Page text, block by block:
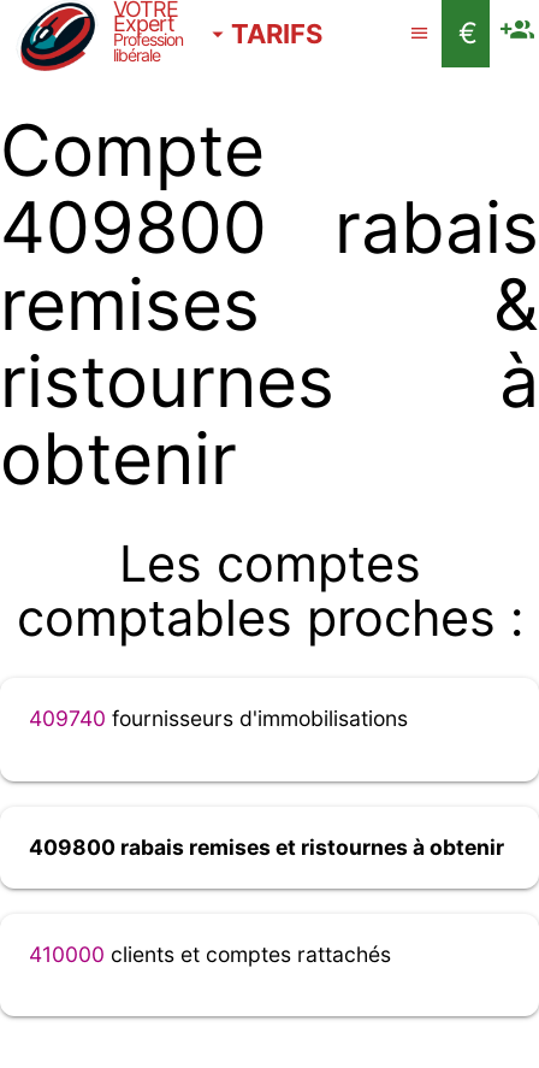
VOTRE
Expert
Profession
libérale
TARIFS €
Compte
409800 rabais
remises &
ristournes à
obtenir
Les comptes
comptables proches :
409740 fournisseurs d'immobilisations
409800 rabais remises et ristournes à obtenir
410000 clients et comptes rattachés